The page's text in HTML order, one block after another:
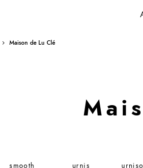
Maison de Lu Clé
smooth urnis